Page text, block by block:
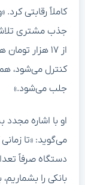
کاملاً رقابتی
جذب مشتری
از ۱۷ هزار
کنترل می‌شود،
جلب می‌شود.»
او با اشاره
می‌گوید: «تا
دستگاه صرفاً
بانکی را